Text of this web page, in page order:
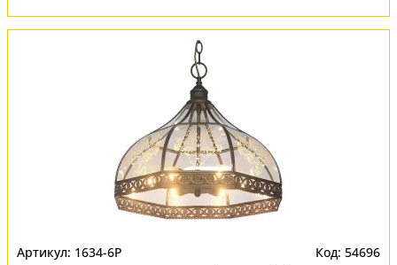
1634-6P 54696